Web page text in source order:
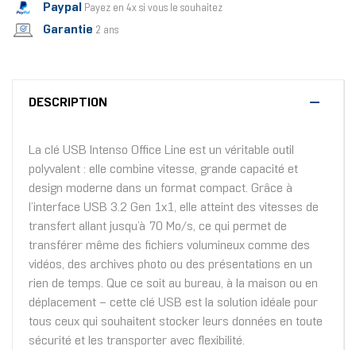
Paypal Payez en 4x si vous le souhaitez
Garantie 2 ans
DESCRIPTION
La clé USB Intenso Office Line est un véritable outil
polyvalent : elle combine vitesse, grande capacité et
design moderne dans un format compact. Grâce à
l’interface USB 3.2 Gen 1x1, elle atteint des vitesses de
transfert allant jusqu’à 70 Mo/s, ce qui permet de
transférer même des fichiers volumineux comme des
vidéos, des archives photo ou des présentations en un
rien de temps. Que ce soit au bureau, à la maison ou en
déplacement – cette clé USB est la solution idéale pour
tous ceux qui souhaitent stocker leurs données en toute
sécurité et les transporter avec flexibilité.